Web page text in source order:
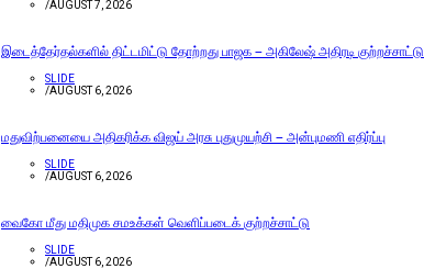
/AUGUST 7, 2026
இடைத்தேர்தல்களில் திட்டமிட்டு தோற்றது பாஜக – அகிலேஷ் அதிரடி குற்றச்சாட்டு
SLIDE
/AUGUST 6, 2026
மதுவிற்பனையை அதிகரிக்க விஜய் அரசு புதுமுயற்சி – அன்புமணி எதிர்ப்பு
SLIDE
/AUGUST 6, 2026
வைகோ மீது மதிமுக சமஉக்கள் வெளிப்படைக் குற்றச்சாட்டு
SLIDE
/AUGUST 6, 2026